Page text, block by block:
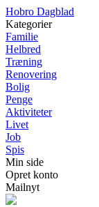
Hobro Dagblad
Kategorier
Familie
Helbred
Træning
Renovering
Bolig
Penge
Aktiviteter
Livet
Job
Spis
Min side
Opret konto
Mailnyt